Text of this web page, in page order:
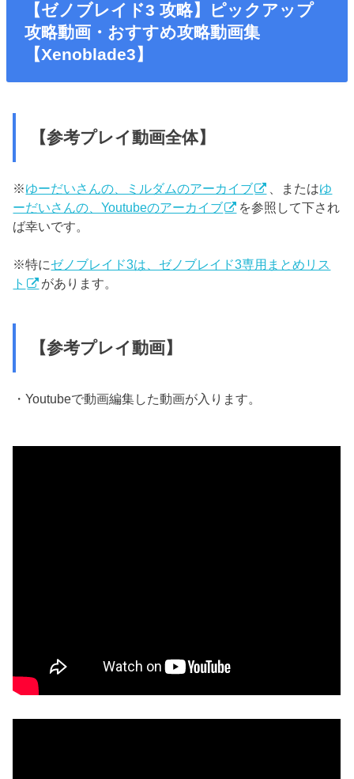
【ゼノブレイド3 攻略】ピックアップ
攻略動画・おすすめ攻略動画集
【Xenoblade3】
【参考プレイ動画全体】
※ゆーだいさんの、ミルダムのアーカイブ 、またはゆ
ーだいさんの、Youtubeのアーカイブ
を参照して下され
ば幸いです。
※特にゼノブレイド3は、ゼノブレイド3専用まとめリス
ト
があります。
【参考プレイ動画】
・Youtubeで動画編集した動画が入ります。